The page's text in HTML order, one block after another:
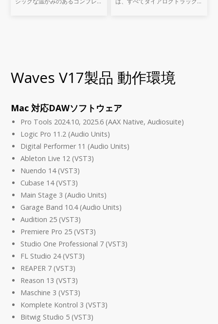
Waves V17製品 動作環境
Mac 対応DAWソフトウェア
Pro Tools 2024.10, 2025.6 (AAX Native, Audiosuite)
Logic Pro 11.2 (Audio Units)
Digital Performer 11 (Audio Units)
Ableton Live 12 (VST3)
Nuendo 14 (VST3)
Cubase 14 (VST3)
Main Stage 3 (Audio Units)
Garage Band 10.4 (Audio Units)
Audition 25 (VST3)
Premiere Pro 25 (VST3)
Studio One Professional 7 (VST3)
FL Studio 24 (VST3)
REAPER 7 (VST3)
Reason 13 (VST3)
Maschine 3 (VST3)
Komplete Kontrol 3 (VST3)
Bitwig Studio 5 (VST3)